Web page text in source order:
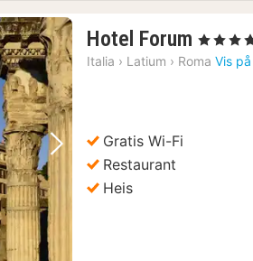
Neste bilde
Hotel Forum 1
natt
, 4 Stjerner
Italia › Latium › Roma Vis
Gratis Wi-Fi
Restaurant
Heis